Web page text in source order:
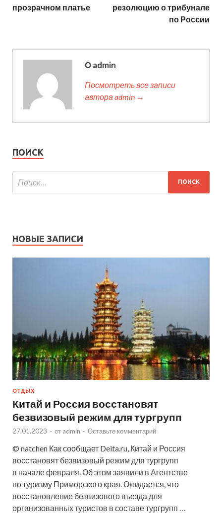
прозрачном платье
резолюцию о трибунале
по России
О admin
Посмотреть все записи
автора admin →
ПОИСК
НОВЫЕ ЗАПИСИ
ОТДЫХ
Китай и Россия восстановят
безвизовый режим для тургрупп
27.01.2023 - от admin - Оставьте комментарий
© natchen Как сообщает Deita.ru, Китай и Россия
восстановят безвизовый режим для тургрупп
в начале февраля. Об этом заявили в Агентстве
по туризму Приморского края. Ожидается, что
восстановление безвизового въезда для
организованных туристов в составе тургрупп …